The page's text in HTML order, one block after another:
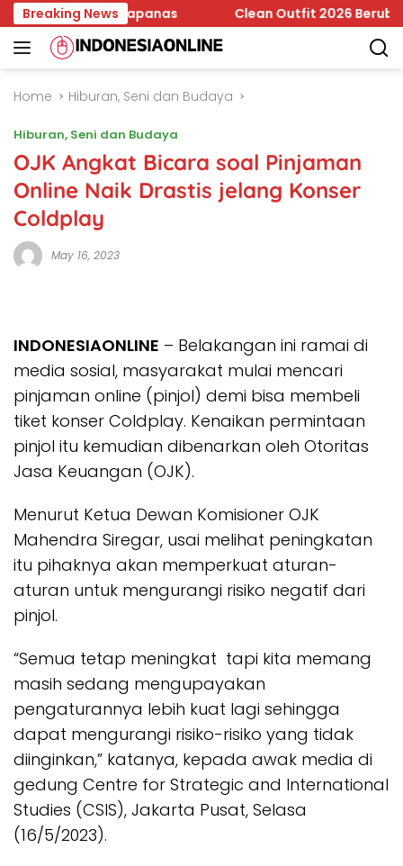
Skip
to
content
Breaking News
Temuan Bapanas Clean Outfit 2026 Berubah,
Home Hiburan, Seni dan Budaya
Hiburan, Seni dan Budaya
OJK Angkat Bicara soal Pinjaman
Online Naik Drastis jelang Konser
Coldplay
May 16, 2023
INDONESIAONLINE – Belakangan ini ramai di
media sosial, masyarakat mulai mencari
pinjaman online (pinjol) demi bisa membeli
tiket konser Coldplay. Kenaikan permintaan
pinjol itu kemudian dibenarkan oleh Otoritas
Jasa Keuangan (OJK).
Menurut Ketua Dewan Komisioner OJK
Mahendra Siregar, usai melihat peningkatan
itu pihaknya akan memperkuat aturan-
aturan untuk mengurangi risiko negatif dari
pinjol.
“Semua tetap meningkat tapi kita memang
masih sedang mengupayakan
pengaturannya lebih kuat lagi sehingga
dapat mengurangi risiko-risiko yang tidak
diinginkan,” katanya, kepada awak media di
gedung Centre for Strategic and International
Studies (CSIS), Jakarta Pusat, Selasa
(16/5/2023).